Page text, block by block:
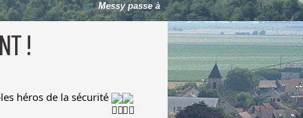
Messy passe à 100 % en LED ! Le centre de
!
héros de la sécurité